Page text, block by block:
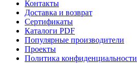
Контакты
Доставка и возврат
Сертификаты
Каталоги PDF
Популярные производители
Проекты
Политика конфиденциальности